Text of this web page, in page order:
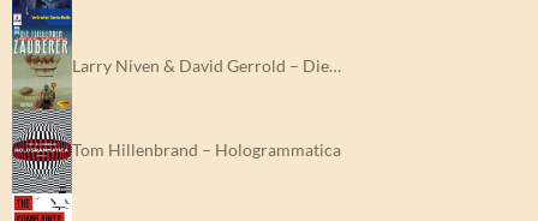
Larry Niven & David Gerrold – Die…
Tom Hillenbrand – Hologrammatica